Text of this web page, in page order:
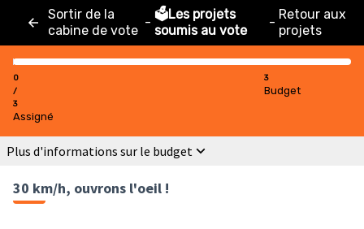
Sortir de la
cabine de vote
-
🗳️Les projets
soumis au vote
-
Retour aux
projets
0
/
3
Assigné
3
Budget
Plus d'informations sur le budget
30 km/h, ouvrons l'oeil !